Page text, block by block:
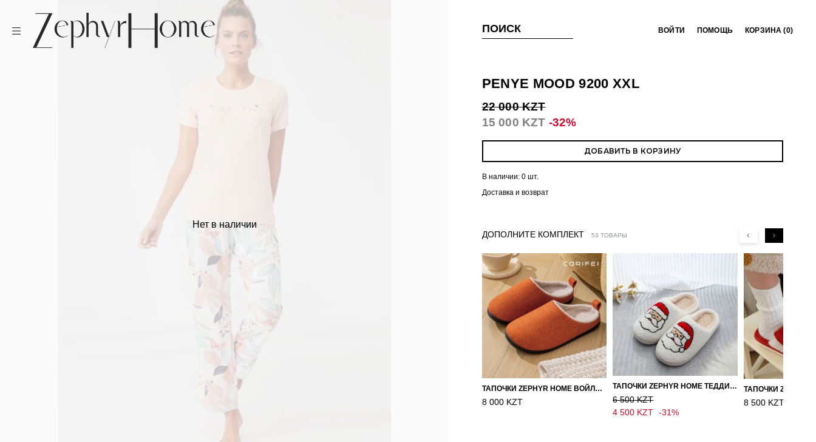
ПОИСК ВОЙТИ ПОМОЩЬ КОРЗИНА (0)
Нет в наличии
PENYE MOOD 9200 XXL
22 000 KZT
15 000 KZT -32%
ДОБАВИТЬ В КОРЗИНУ
В наличии: 0 шт.
Доставка и возврат
ДОПОЛНИТЕ КОМПЛЕКТ 53 ТОВАРЫ
ТАПОЧКИ ZEPHYR HOME ВОЙЛОК ОРАНЖЕВЫЙ
8 000 KZT
ТАПОЧКИ ZEPHYR HOME ТЕДДИ ДЕД МОРОЗ NEW
6 500 KZT
4 500 KZT -31%
ТАПОЧКИ ZEPHYR
8 500 KZT